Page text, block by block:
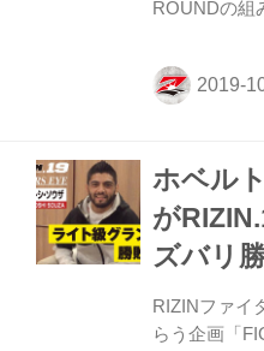
がGPの頂...
ROUNDの組
イス・グス
ル”・フレイ
様に完全抽
第1試合はジ
ク・ムサエフ
ボ VS. パト
世界一取るぞ
ーアリーナ
ホベル
が
ズバリ
RIZINファイ
らう企画「